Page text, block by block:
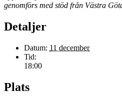
genomförs med stöd från Västra
Detaljer
Datum: 11 december
Tid:
18:00
Plats